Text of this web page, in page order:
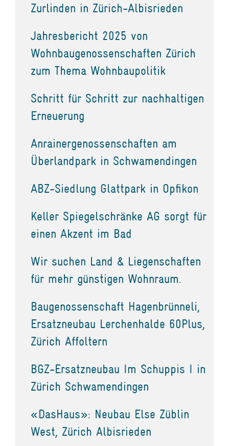
Zurlinden in Zürich-Albisrieden
Jahresbericht 2025 von
Wohnbaugenossenschaften Zürich
zum Thema Wohnbaupolitik
Schritt für Schritt zur nachhaltigen
Erneuerung
Anrainergenossenschaften am
Überlandpark in Schwamendingen
ABZ-Siedlung Glattpark in Opfikon
Keller Spiegelschränke AG sorgt für
einen Akzent im Bad
Wir suchen Land & Liegenschaften
für mehr günstigen Wohnraum.
Baugenossenschaft Hagenbrünneli,
Ersatzneubau Lerchenhalde 60Plus,
Zürich Affoltern
BGZ-Ersatzneubau Im Schuppis I in
Zürich Schwamendingen
«DasHaus»: Neubau Else Züblin
West, Zürich Albisrieden